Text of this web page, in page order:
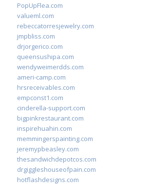
PopUpFlea.com
valueml.com
rebeccatorresjewelry.com
jmpbliss.com
drjorgerico.com
queensushipa.com
wendyweimerdds.com
ameri-camp.com
hrsreceivables.com
empconst1.com
cinderella-support.com
bigpinkrestaurant.com
inspirehuahin.com
memmingerspainting.com
jeremypbeasley.com
thesandwichdepotcos.com
drgiggleshouseofpain.com
hotflashdesigns.com